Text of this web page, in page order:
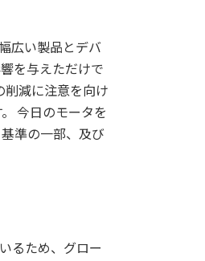
広い製品とデバ
を与えただけで
削減に注意を向け
今日のモータを
準の一部、及び
るため、グロー